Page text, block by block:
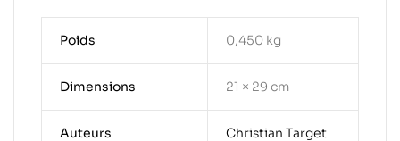
Poids 0,450 kg
Dimensions 21 × 29 cm
Auteurs Christian Target